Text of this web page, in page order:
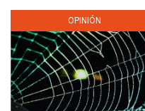
OPINIÓN